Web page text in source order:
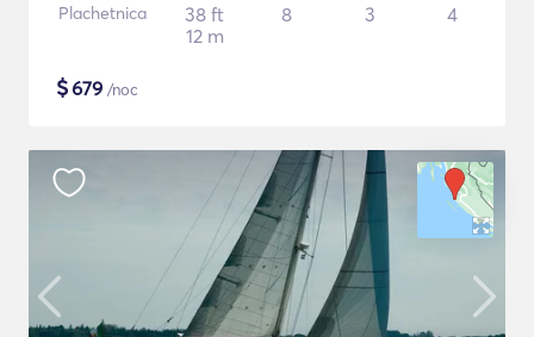
Plachetnica
38 ft
12 m
8 3 4
$679 /noc